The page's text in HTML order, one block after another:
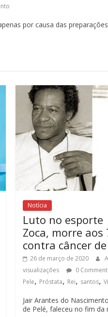
por causa das
Notícia
Luto no esporte
Zoca, morre
contra câncer
26 de março de 2020
visualizações
0
Pele, Próstata, Rei, santos,
Jair Arantes do
de Pelé, faleceu no fim da